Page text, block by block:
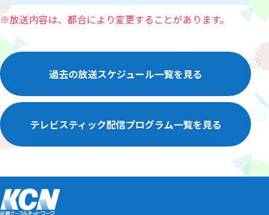
※放送内容は、都合により変更することがあります。
過去の放送スケジュール一覧を見る
テレビスティック配信プログラム一覧を見る